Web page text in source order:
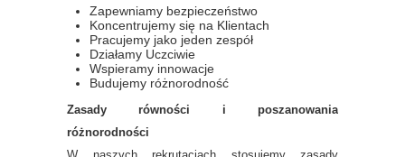
Zapewniamy bezpieczeństwo
Koncentrujemy się na Klientach
Pracujemy jako jeden zespół
Działamy Uczciwie
Wspieramy innowacje
Budujemy różnorodność
Zasady równości i poszanowania
różnorodności